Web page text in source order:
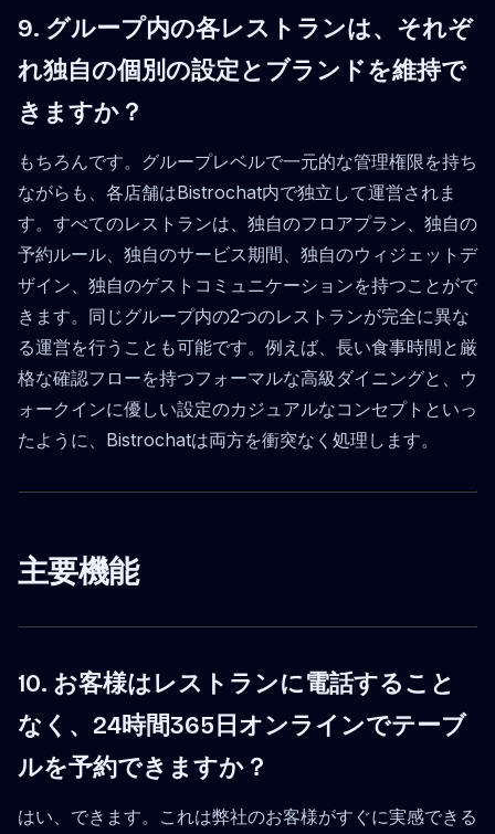
9. グループ内の各レストランは、それぞ
れ独自の個別の設定とブランドを維持で
きますか？
もちろんです。グループレベルで一元的な管理権限を持ち
ながらも、各店舗はBistrochat内で独立して運営されま
す。すべてのレストランは、独自のフロアプラン、独自の
予約ルール、独自のサービス期間、独自のウィジェットデ
ザイン、独自のゲストコミュニケーションを持つことがで
きます。同じグループ内の2つのレストランが完全に異な
る運営を行うことも可能です。例えば、長い食事時間と厳
格な確認フローを持つフォーマルな高級ダイニングと、ウ
ォークインに優しい設定のカジュアルなコンセプトといっ
たように、Bistrochatは両方を衝突なく処理します。
主要機能
10. お客様はレストランに電話すること
なく、24時間365日オンラインでテーブ
ルを予約できますか？
はい、できます。これは弊社のお客様がすぐに実感できる